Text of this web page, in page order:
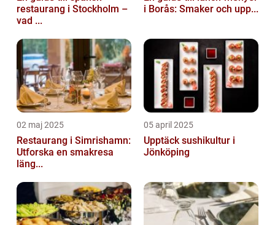
restaurang i Stockholm –
vad ...
i Borås: Smaker och upp...
02 maj 2025
Restaurang i Simrishamn:
Utforska en smakresa
läng...
05 april 2025
Upptäck sushikultur i
Jönköping